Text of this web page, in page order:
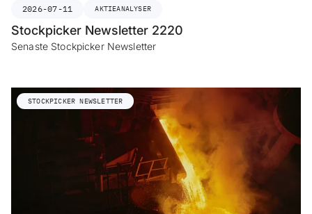
2026-07-11 AKTIEANALYSER
Stockpicker Newsletter 2220
Senaste Stockpicker Newsletter
STOCKPICKER NEWSLETTER